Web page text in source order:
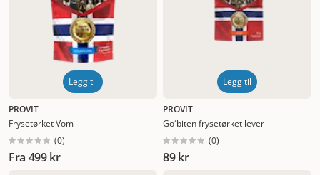
Tilbud
Legg til
PROVIT
Frysetørket Vom
(0)
Fra 499 kr
Legg til
PROVIT
Go´biten frysetørket lever
(0)
89 kr